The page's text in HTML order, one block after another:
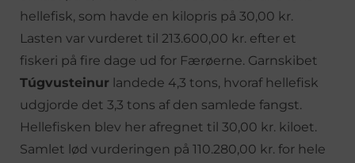
hellefisk, som havde en kilopris på 30,00 kr.
Lasten var vurderet til 213.600,00 kr. efter et
fiskeri på fire dage ud for Færøerne. Garnskibet
Túgvusteinur landede 4,3 tons, hvoraf hellefisk
udgjorde det 3,3 tons af den samlede fangst.
Hellefisken blev her afregnet til 30,00 kr. kiloet.
Samlet lød vurderingen på 110.280,00 kr. for hele